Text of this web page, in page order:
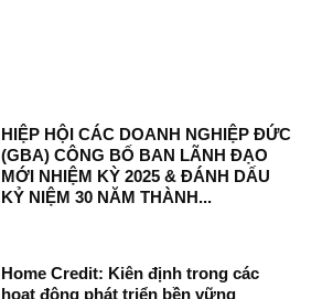
HIỆP HỘI CÁC DOANH NGHIỆP ĐỨC
(GBA) CÔNG BỐ BAN LÃNH ĐẠO
MỚI NHIỆM KỲ 2025 & ĐÁNH DẤU
KỶ NIỆM 30 NĂM THÀNH...
Home Credit: Kiên định trong các
hoạt động phát triển bền vững